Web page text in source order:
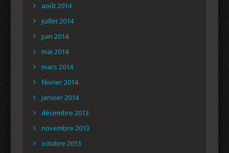
août 2014
juillet 2014
juin 2014
mai 2014
mars 2014
février 2014
janvier 2014
décembre 2013
novembre 2013
octobre 2013